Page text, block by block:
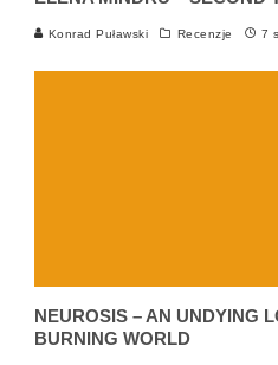
Konrad Puławski Recenzje 7
NEUROSIS – AN UNDYING
BURNING WORLD